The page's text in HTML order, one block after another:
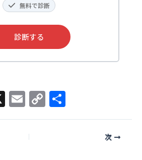
無料で診断
診断する
X E
m
ai
l
C
o 有
次